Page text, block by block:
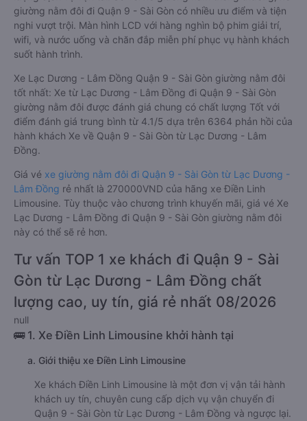
giường nằm đôi đi Quận 9 - Sài Gòn có nhiều ưu điểm và tiện
nghi vượt trội. Màn hình LCD với hàng nghìn bộ phim giải trí,
wifi, và nước uống và chăn đắp miễn phí phục vụ hành khách
suốt hành trình.
Xe Lạc Dương - Lâm Đồng Quận 9 - Sài Gòn giường nằm đôi
tốt nhất: Xe từ Lạc Dương - Lâm Đồng đi Quận 9 - Sài Gòn
giường nằm đôi được đánh giá chung có chất lượng Tốt với
điểm đánh giá trung bình từ 4.1/5 dựa trên 6364 phản hồi của
hành khách Xe về Quận 9 - Sài Gòn từ Lạc Dương - Lâm
Đồng.
Giá vé xe giường nằm đôi đi Quận 9 - Sài Gòn từ Lạc Dương -
Lâm Đồng rẻ nhất là 270000VND của hãng xe Điền Linh
Limousine. Tùy thuộc vào chương trình khuyến mãi, giá vé Xe
Lạc Dương - Lâm Đồng đi Quận 9 - Sài Gòn giường nằm đôi
này có thể sẽ rẻ hơn.
Tư vấn TOP 1 xe khách đi Quận 9 - Sài
Gòn từ Lạc Dương - Lâm Đồng chất
lượng cao, uy tín, giá rẻ nhất 08/2026
null
🚌 1. Xe Điền Linh Limousine khởi hành tại
a. Giới thiệu xe Điền Linh Limousine
Xe khách Điền Linh Limousine là một đơn vị vận tải hành
khách uy tín, chuyên cung cấp dịch vụ vận chuyển đi
Quận 9 - Sài Gòn từ Lạc Dương - Lâm Đồng và ngược lại.